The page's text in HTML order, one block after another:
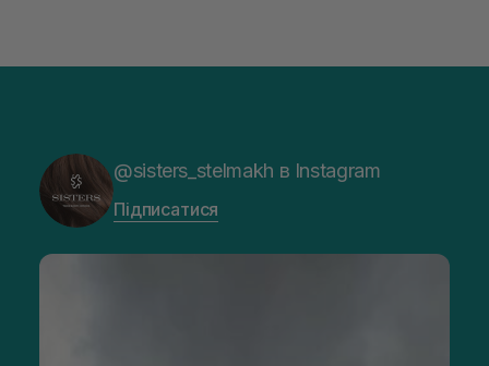
@sisters_stelmakh в Instagram
Підписатися